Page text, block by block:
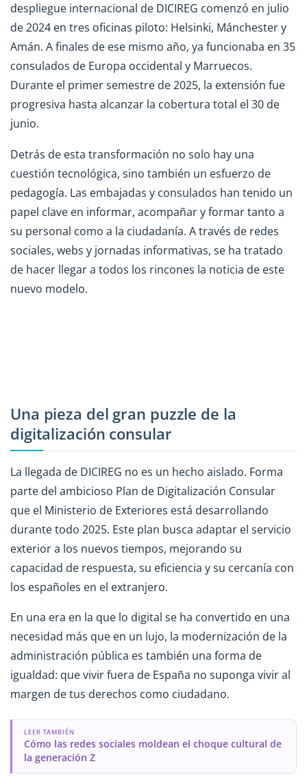
despliegue internacional de DICIREG comenzó en julio
de 2024 en tres oficinas piloto: Helsinki, Mánchester y
Amán. A finales de ese mismo año, ya funcionaba en 35
consulados de Europa occidental y Marruecos.
Durante el primer semestre de 2025, la extensión fue
progresiva hasta alcanzar la cobertura total el 30 de
junio.
Detrás de esta transformación no solo hay una
cuestión tecnológica, sino también un esfuerzo de
pedagogía. Las embajadas y consulados han tenido un
papel clave en informar, acompañar y formar tanto a
su personal como a la ciudadanía. A través de redes
sociales, webs y jornadas informativas, se ha tratado
de hacer llegar a todos los rincones la noticia de este
nuevo modelo.
Una pieza del gran puzzle de la
digitalización consular
La llegada de DICIREG no es un hecho aislado. Forma
parte del ambicioso Plan de Digitalización Consular
que el Ministerio de Exteriores está desarrollando
durante todo 2025. Este plan busca adaptar el servicio
exterior a los nuevos tiempos, mejorando su
capacidad de respuesta, su eficiencia y su cercanía con
los españoles en el extranjero.
En una era en la que lo digital se ha convertido en una
necesidad más que en un lujo, la modernización de la
administración pública es también una forma de
igualdad: que vivir fuera de España no suponga vivir al
margen de tus derechos como ciudadano.
LEER TAMBIÉN
Cómo las redes sociales moldean el choque cultural de
la generación Z